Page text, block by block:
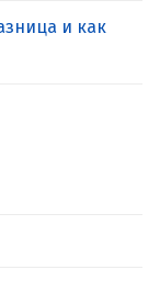
и как